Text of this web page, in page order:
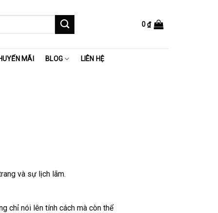
0₫
MÃI BLOG LIÊN HỆ
và sự lịch lãm.
chỉ nói lên tính cách mà còn thể